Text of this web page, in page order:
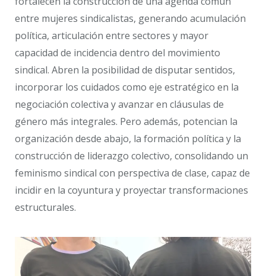
entre mujeres sindicalistas, generando acumulación
política, articulación entre sectores y mayor
capacidad de incidencia dentro del movimiento
sindical. Abren la posibilidad de disputar sentidos,
incorporar los cuidados como eje estratégico en la
negociación colectiva y avanzar en cláusulas de
género más integrales. Pero además, potencian la
organización desde abajo, la formación política y la
construcción de liderazgo colectivo, consolidando un
feminismo sindical con perspectiva de clase, capaz de
incidir en la coyuntura y proyectar transformaciones
estructurales.